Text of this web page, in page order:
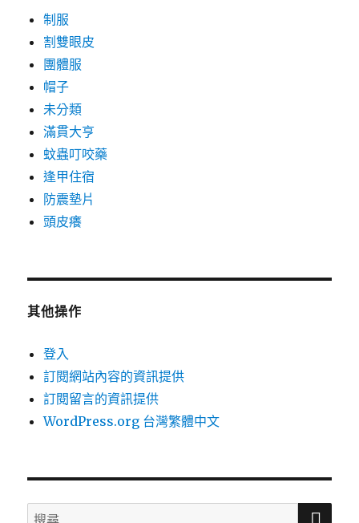
制服
割雙眼皮
團體服
帽子
未分類
滿貫大亨
蚊蟲叮咬藥
逢甲住宿
防震墊片
頭皮癢
其他操作
登入
訂閱網站內容的資訊提供
訂閱留言的資訊提供
WordPress.org 台灣繁體中文
搜
搜